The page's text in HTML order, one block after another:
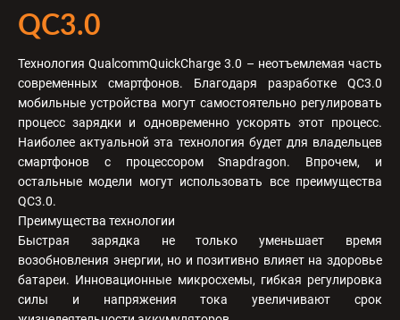
QC3.0
Технология QualcommQuickCharge 3.0 – неотъемлемая часть
современных смартфонов. Благодаря разработке QC3.0
мобильные устройства могут самостоятельно регулировать
процесс зарядки и одновременно ускорять этот процесс.
Наиболее актуальной эта технология будет для владельцев
смартфонов с процессором Snapdragon. Впрочем, и
остальные модели могут использовать все преимущества
QC3.0.
Преимущества технологии
Быстрая зарядка не только уменьшает время
возобновления энергии, но и позитивно влияет на здоровье
батареи. Инновационные микросхемы, гибкая регулировка
силы и напряжения тока увеличивают срок